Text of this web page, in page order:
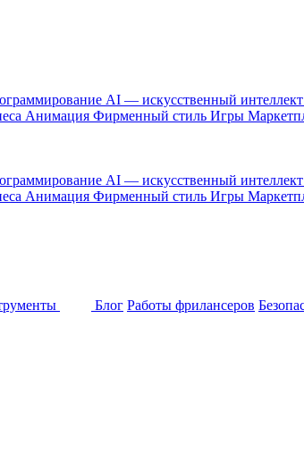
AI — искусственный интеллект
Анимация Фирменный стиль Игры
AI — искусственный интеллект
Анимация Фирменный стиль Игры
Блог Работы фрилансеров